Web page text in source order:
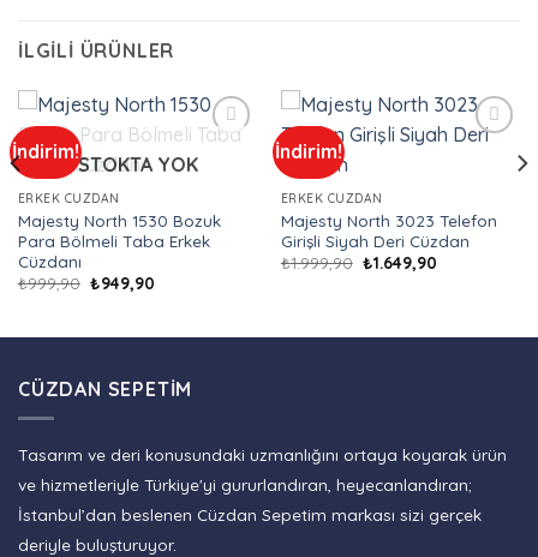
İLGILI ÜRÜNLER
İndirim!
STOKTA YOK
ERKEK CÜZDAN
Majesty North 1530 Bozuk
Para Bölmeli Taba Erkek
Cüzdanı
₺999,90 Orijinal
fiyat:
₺949,90Şu
İndirim!
ERKEK CÜZDAN
Majesty North 3023 Telefon
Girişli Siyah Deri Cüzdan
₺1.999,90 Orijinal
fiyat:
₺1.649,90Şu
CÜZDAN SEPETIM
Tasarım ve deri konusundaki uzmanlığını ortaya koyarak ürün
ve hizmetleriyle Türkiye'yi gururlandıran, heyecanlandıran;
İstanbul’dan beslenen Cüzdan Sepetim markası sizi gerçek
deriyle buluşturuyor.